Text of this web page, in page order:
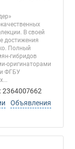
В своей
достижения
Полный
гибридов
оригинаторами
ФГБУ
2364007662
Объявления